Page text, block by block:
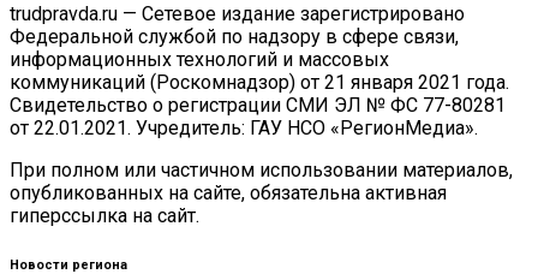
trudpravda.ru — Сетевое издание зарегистрировано
Федеральной службой по надзору в сфере связи,
информационных технологий и массовых
коммуникаций (Роскомнадзор) от 21 января 2021 года.
Свидетельство о регистрации СМИ ЭЛ № ФС 77-80281
от 22.01.2021. Учредитель: ГАУ НСО «РегионМедиа».
При полном или частичном использовании материалов,
опубликованных на сайте, обязательна активная
гиперссылка на сайт.
Новости региона